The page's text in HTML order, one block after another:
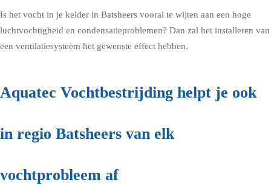
Is het vocht in je kelder in Batsheers vooral te wijten aan een hoge
luchtvochtigheid en condensatieproblemen? Dan zal het installeren van
een ventilatiesysteem het gewenste effect hebben.
Aquatec Vochtbestrijding helpt je ook
in regio Batsheers van elk
vochtprobleem af